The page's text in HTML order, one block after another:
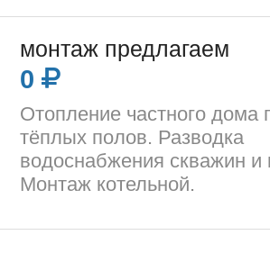
монтаж предлагаем
0
Отопление частного дома
тёплых полов. Разводка
водоснабжения скважин и
Монтаж котельной.